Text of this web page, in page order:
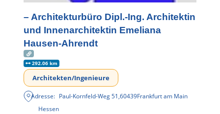
– Architekturbüro Dipl.-Ing. Architektin
und Innenarchitektin Emeliana
Hausen-Ahrendt
292.06 km
Architekten/Ingenieure
Adresse: Paul-Kornfeld-Weg 51,60439Frankfurt am Main
Hessen